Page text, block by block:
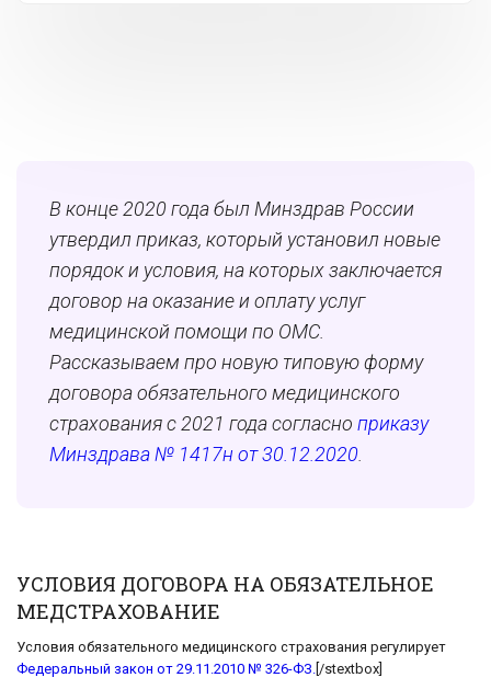
В конце 2020 года был Минздрав России
утвердил приказ, который установил новые
порядок и условия, на которых заключается
договор на оказание и оплату услуг
медицинской помощи по ОМС.
Рассказываем про новую типовую форму
договора обязательного медицинского
страхования с 2021 года согласно приказу
Минздрава № 1417н от 30.12.2020.
УСЛОВИЯ ДОГОВОРА НА ОБЯЗАТЕЛЬНОЕ
МЕДСТРАХОВАНИЕ
Условия обязательного медицинского страхования регулирует
Федеральный закон от 29.11.2010 № 326-ФЗ. [/stextbox]